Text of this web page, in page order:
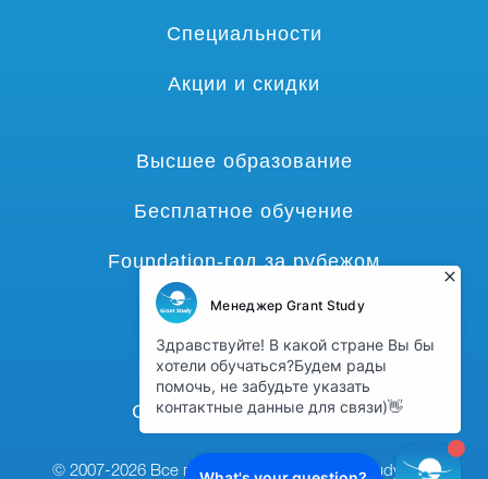
Специальности
Акции и скидки
Высшее образование
Бесплатное обучение
Foundation-год за рубежом
Языковые курсы
Гранты и стипендии
Среднее образование
© 2007-2026 Все права защищены, grant-study.com